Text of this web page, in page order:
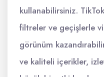
kullanabilirsiniz.
filtreler ve geçişlerle
görünüm
ve kaliteli içerikler,